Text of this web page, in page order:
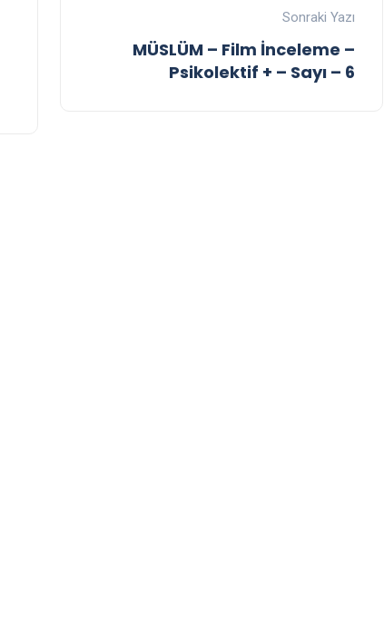
Sonraki Yazı
MÜSLÜM – Film İnceleme –
Psikolektif + – Sayı – 6